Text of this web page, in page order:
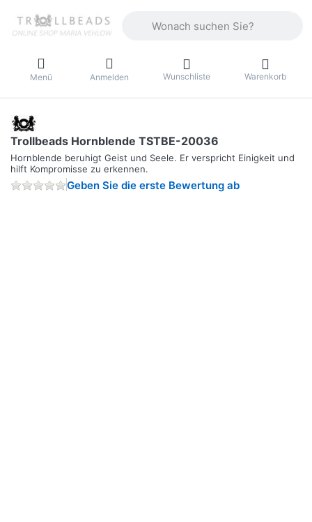
Menü Anmelden Wunschliste Warenkorb
Trollbeads Hornblende TSTBE-20036
Hornblende beruhigt Geist und Seele. Er verspricht Einigkeit und
hilft Kompromisse zu erkennen.
Geben Sie die erste Bewertung ab